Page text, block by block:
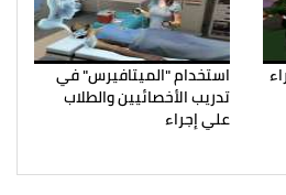
استخدام "الميتافيرس" في
تدريب الأخصائيين والطلاب
علي إجراء